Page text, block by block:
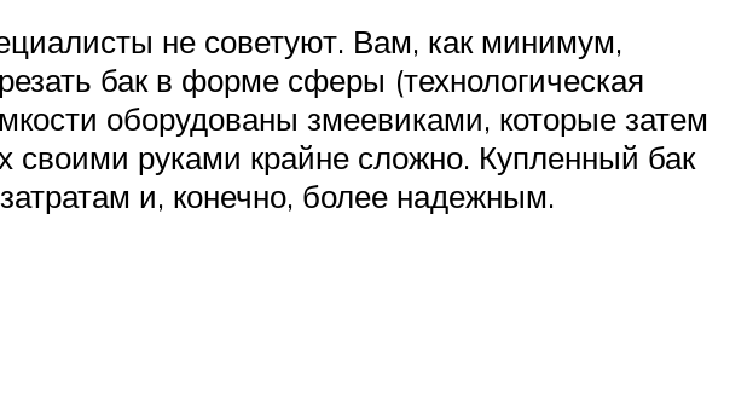
не советуют. Вам, как минимум,
бак в форме сферы (технологическая
оборудованы змеевиками, которые затем
своими руками крайне сложно. Купленный бак
и, конечно, более надежным.